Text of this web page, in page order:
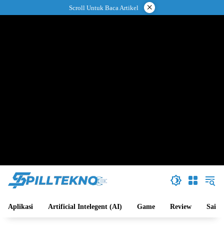
ke
Scroll Untuk Baca Artikel ×
Aplikasi Artificial Intelegent (AI) Game Review Sains